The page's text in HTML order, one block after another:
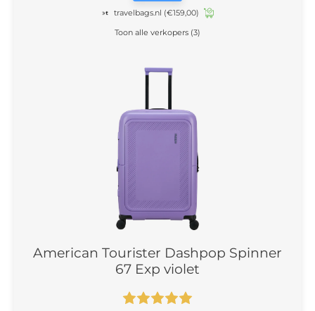
travelbags.nl (€159,00)
Toon alle verkopers (3)
American Tourister Dashpop Spinner
67 Exp violet